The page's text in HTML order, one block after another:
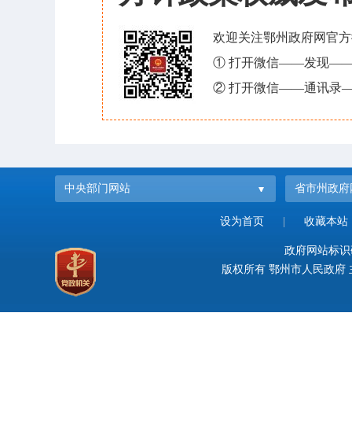
欢迎关注鄂州政府网官
① 打开微信——发现——
② 打开微信——通讯录
中央部门网站 省市州政府
设为首页 收藏本站
政府网站标
版权所有 鄂州市人民政府